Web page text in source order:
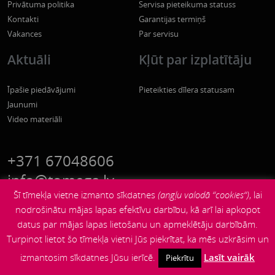
Privātuma politika
Kontakti
Vakances
Servisa pieteikuma statuss
Garantijas termiņš
Par servisu
Aktuāli
Īpašie piedāvājumi
Jaunumi
Video materiāli
Kļūt par izplatītāju
Pieteikties dīlera statusam
+371 67048606
info@tomega.lv
© 2026
Šī tīmekļa vietne izmanto sīkdatnes (angļu valodā “cookies“), lai
nodrošinātu mājas lapas efektīvu darbību, kā arī lai apkopot
datus par mājas lapas lietošanu un apmeklētāju darbībām.
Turpinot lietot šo tīmekļa vietni Jūs piekrītat, ka mēs uzkrāsim un
izmantosim sīkdatnes Jūsu ierīcē.
Piekrītu Lasīt vairāk